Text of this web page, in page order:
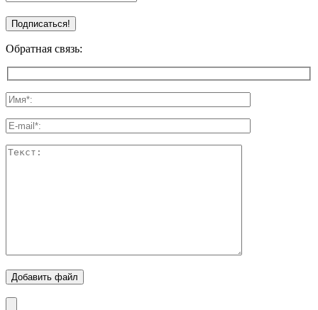
Обратная связь:
Добавить файл